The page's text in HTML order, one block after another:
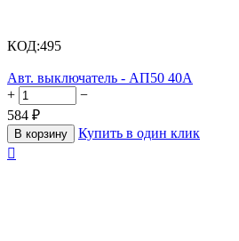
КОД:495
Авт. выключатель - АП50 40А
+
−
584 ₽
В корзину
Купить в один клик
